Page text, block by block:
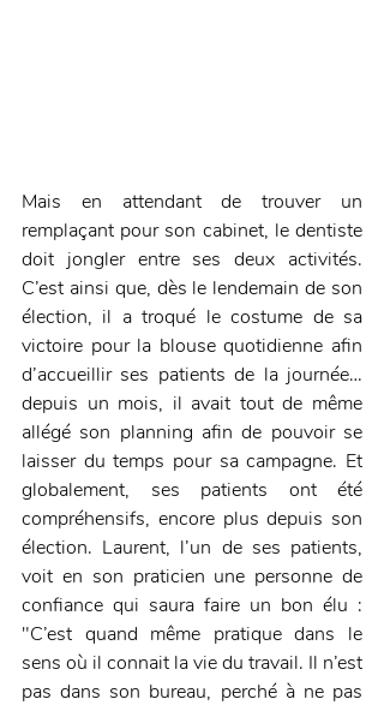
Mais en attendant de trouver un
remplaçant pour son cabinet, le dentiste
doit jongler entre ses deux activités.
C’est ainsi que, dès le lendemain de son
élection, il a troqué le costume de sa
victoire pour la blouse quotidienne afin
d’accueillir ses patients de la journée…
depuis un mois, il avait tout de même
allégé son planning afin de pouvoir se
laisser du temps pour sa campagne. Et
globalement, ses patients ont été
compréhensifs, encore plus depuis son
élection. Laurent, l’un de ses patients,
voit en son praticien une personne de
confiance qui saura faire un bon élu :
"C’est quand même pratique dans le
sens où il connait la vie du travail. Il n’est
pas dans son bureau, perché à ne pas